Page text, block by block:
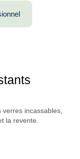
incassables,
la revente.